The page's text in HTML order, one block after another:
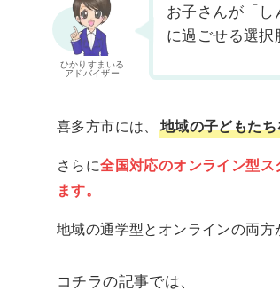
ひかりすまいる
アドバイザー
お子さんが「
に過ごせる選択
喜多方市には、 地域の子どもた
さらに全国対応のオンライン型
ます。
地域の通学型とオンラインの両方
コチラの記事では、